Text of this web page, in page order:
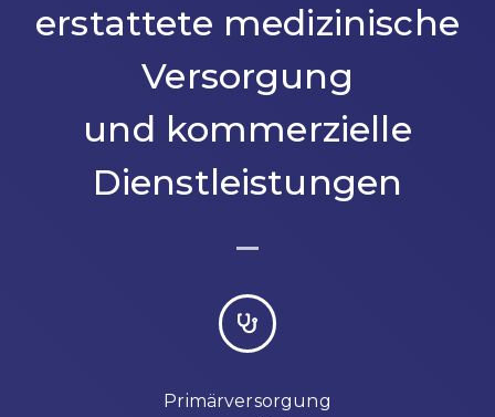
erstattete medizinische
Versorgung
und kommerzielle
Dienstleistungen
Primärversorgung